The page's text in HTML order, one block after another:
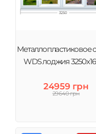
Металлопластиковое
WDS лоджия
24959 грн
29640 грн